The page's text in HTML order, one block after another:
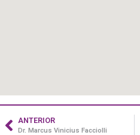
ANTERIOR
Dr. Marcus Vinicius Facciolli